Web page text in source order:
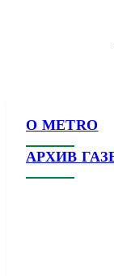
О METRO
АРХИВ